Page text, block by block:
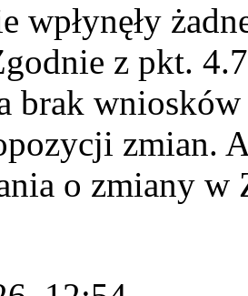
wpłynęły
z pkt.
brak
zmian.
o zmiany w